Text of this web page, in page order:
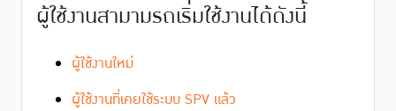
ผู้ใช้งานสามามรถเริ่มใช้งานได้ดังนี้
ผู้ใช้งานใหม่
ผู้ใช้งานที่เคยใช้ระบบ SPV แล้ว